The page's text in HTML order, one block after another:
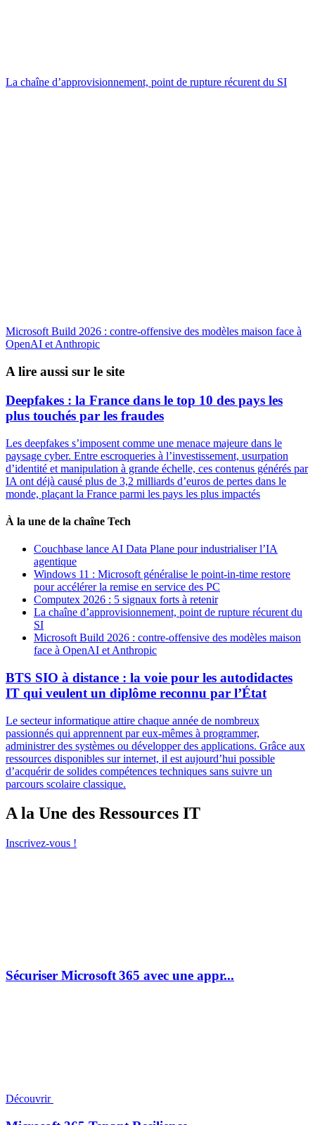
La chaîne d’approvisionnement, point de rupture récurent du SI
Microsoft Build 2026 : contre-offensive des modèles maison face à
OpenAI et Anthropic
A lire aussi sur le site
Deepfakes : la France dans le top 10 des pays les
plus touchés par les fraudes
Les deepfakes s’imposent comme une menace majeure dans le
paysage cyber. Entre escroqueries à l’investissement, usurpation
d’identité et manipulation à grande échelle, ces contenus générés par
IA ont déjà causé plus de 3,2 milliards d’euros de pertes dans le
monde, plaçant la France parmi les pays les plus impactés
À la une de la chaîne Tech
Couchbase lance AI Data Plane pour industrialiser l’IA
agentique
Windows 11 : Microsoft généralise le point-in-time restore
pour accélérer la remise en service des PC
Computex 2026 : 5 signaux forts à retenir
La chaîne d’approvisionnement, point de rupture récurent du
SI
Microsoft Build 2026 : contre-offensive des modèles maison
face à OpenAI et Anthropic
BTS SIO à distance : la voie pour les autodidactes
IT qui veulent un diplôme reconnu par l’État
Le secteur informatique attire chaque année de nombreux
passionnés qui apprennent par eux-mêmes à programmer,
administrer des systèmes ou développer des applications. Grâce aux
ressources disponibles sur internet, il est aujourd’hui possible
d’acquérir de solides compétences techniques sans suivre un
parcours scolaire classique.
A la Une des Ressources IT
Inscrivez-vous !
Sécuriser Microsoft 365 avec une appr...
Découvrir